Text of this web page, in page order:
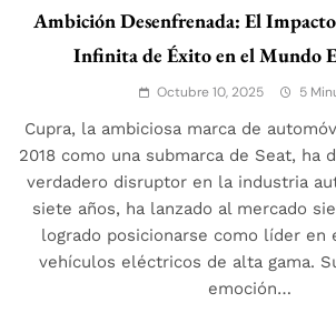
Ambición Desenfrenada: El
Infinita de Éxito en el Mundo
Octubre 10, 2025 5
Cupra, la ambiciosa marca de
2018 como una submarca de Seat, ha
verdadero disruptor en la industria
siete años, ha lanzado al mercado
logrado posicionarse como líder en
vehículos eléctricos de alta gama.
emoción…